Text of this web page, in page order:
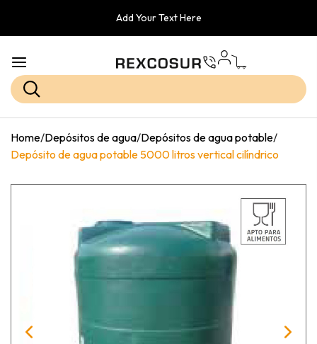
Add Your Text Here
Home/Depósitos de agua/Depósitos de agua potable/
Depósito de agua potable 5000 litros vertical cilíndrico